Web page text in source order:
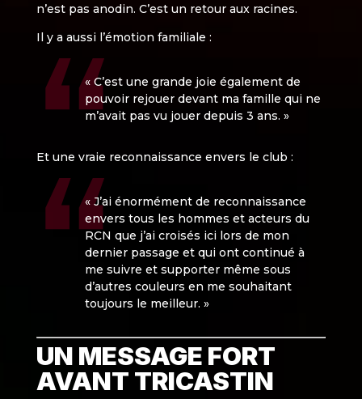
n’est pas anodin. C’est un retour aux racines.
Il y a aussi l’émotion familiale :
« C’est une grande joie également de
pouvoir rejouer devant ma famille qui ne
m’avait pas vu jouer depuis 3 ans. »
Et une vraie reconnaissance envers le club :
« J’ai énormément de reconnaissance
envers tous les hommes et acteurs du
RCN que j’ai croisés ici lors de mon
dernier passage et qui ont continué à
me suivre et supporter même sous
d’autres couleurs en me souhaitant
toujours le meilleur. »
UN MESSAGE FORT
AVANT TRICASTIN